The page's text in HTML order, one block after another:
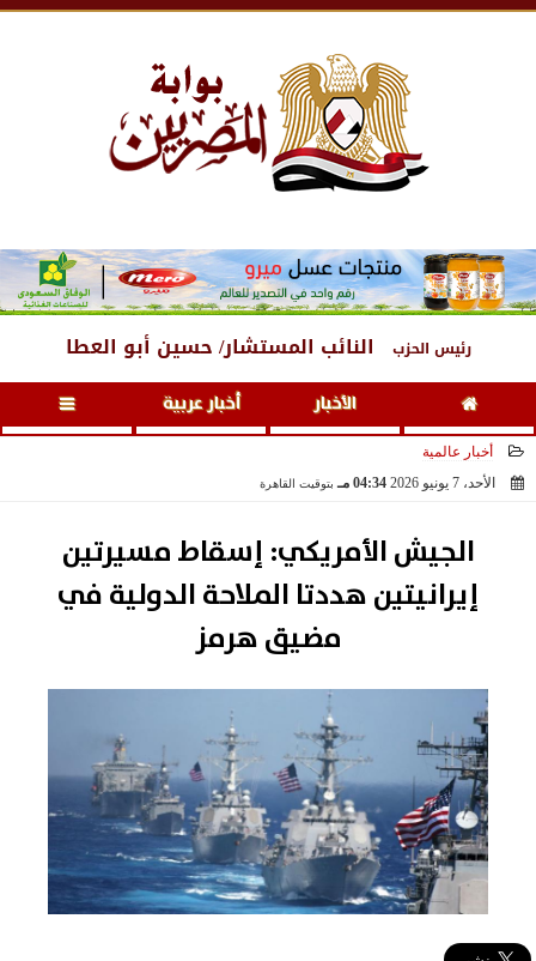
رئيس الحزب النائب المستشار/ حسين أبو العطا
الأخبار أخبار عربية
أخبار عالمية
الأحد، 7 يونيو 2026
04:34 مـ بتوقيت القاهرة
الجيش الأمريكي: إسقاط مسيرتين
إيرانيتين هددتا الملاحة الدولية في
مضيق هرمز